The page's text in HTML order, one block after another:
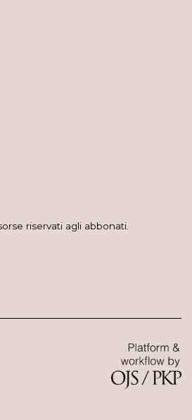
riservati agli abbonati.